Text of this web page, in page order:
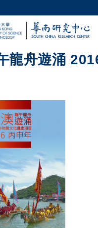
新聞
@科大
簡錄龍舟遊涌